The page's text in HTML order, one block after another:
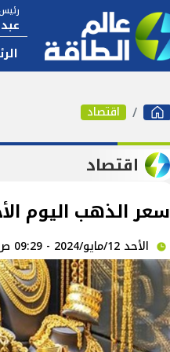
اقتصاد
اقتصاد
سعر الذهب اليوم الأحد 12-5-2024
الأحد 12/مايو/2024 - 09:29 ص